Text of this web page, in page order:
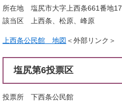
所在地 塩尻市大字上西条661番地17
該当区 上西条、松原、峰原
上西条公民館 地図 ＜外部リンク＞
塩尻第6投票区
投票所 下西条公民館